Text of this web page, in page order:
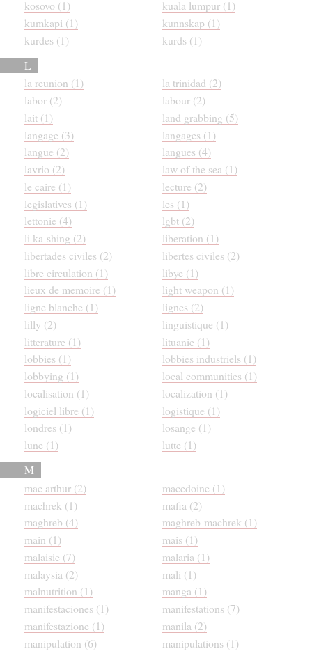
kosovo (1)
kuala lumpur (1)
kumkapi (1)
kunnskap (1)
kurdes (1)
kurds (1)
L
la reunion (1)
la trinidad (2)
labor (2)
labour (2)
lait (1)
land grabbing (5)
langage (3)
langages (1)
langue (2)
langues (4)
lavrio (2)
law of the sea (1)
le caire (1)
lecture (2)
legislatives (1)
les (1)
lettonie (4)
lgbt (2)
li ka-shing (2)
liberation (1)
libertades civiles (2)
libertes civiles (2)
libre circulation (1)
libye (1)
lieux de memoire (1)
light weapon (1)
ligne blanche (1)
lignes (2)
lilly (2)
linguistique (1)
litterature (1)
lituanie (1)
lobbies (1)
lobbies industriels (1)
lobbying (1)
local communities (1)
localisation (1)
localization (1)
logiciel libre (1)
logistique (1)
londres (1)
losange (1)
lune (1)
lutte (1)
M
mac arthur (2)
macedoine (1)
machrek (1)
mafia (2)
maghreb (4)
maghreb-machrek (1)
main (1)
mais (1)
malaisie (7)
malaria (1)
malaysia (2)
mali (1)
malnutrition (1)
manga (1)
manifestaciones (1)
manifestations (7)
manifestazione (1)
manila (2)
manipulation (6)
manipulations (1)